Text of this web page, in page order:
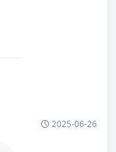
2025-06-26